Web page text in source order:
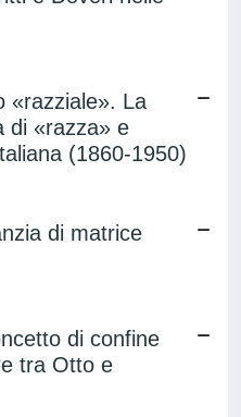
«razziale». La
di «razza» e
(1860-1950)
di matrice
di confine
tra Otto e